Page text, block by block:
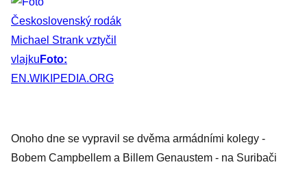
Československý rodák
Michael Strank vztyčil
vlajku Foto:
EN.WIKIPEDIA.ORG
Onoho dne se vypravil se dvěma armádními kolegy -
Bobem Campbellem a Billem Genaustem - na Suribači